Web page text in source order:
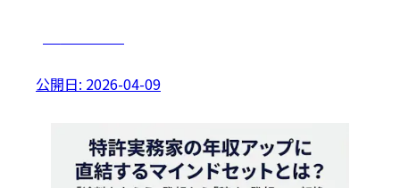
公開日: 2026-04-09